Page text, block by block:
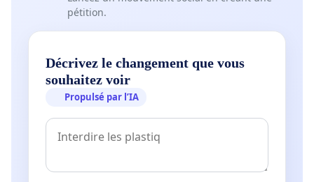
pétition.
Décrivez le changement que vous
souhaitez voir
Propulsé par l’IA